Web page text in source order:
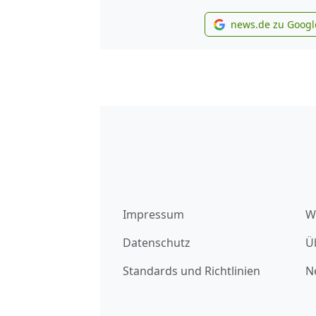
news.de zu
Impressum
Datenschutz
Standards und Richtlinien